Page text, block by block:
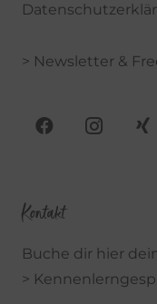
> Newsletter &
Kontakt
Buche dir hier
>